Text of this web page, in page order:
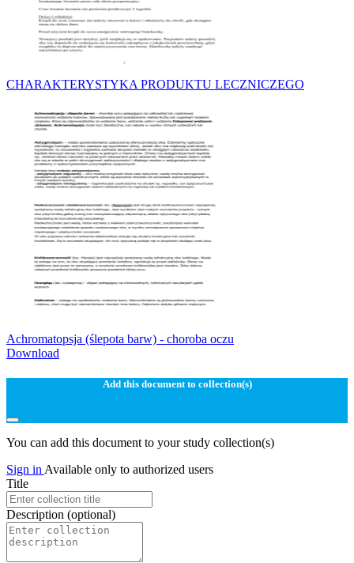
CHARAKTERYSTYKA PRODUKTU LECZNICZEGO
Achromatopsja (ślepota barw) - choroba oczu
Download
Add this document to collection(s)
You can add this document to your study collection(s)
Sign in Available only to authorized users
Title
Description (optional)